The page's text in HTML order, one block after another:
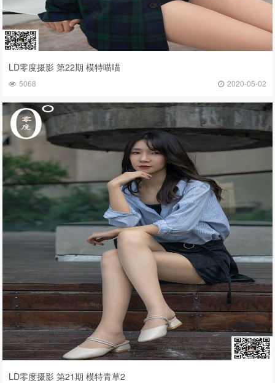
LD零度摄影 第22期 模特喵喵
5068 2020-05-02
LD零度摄影 第21期 模特青草2